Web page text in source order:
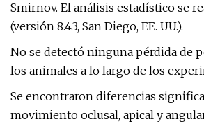
Smirnov. El análisis estadístico se
(versión 8.4.3, San Diego, EE. UU.).
No se detectó ninguna pérdida de
los animales a lo largo de los
Se encontraron diferencias
movimiento oclusal, apical y